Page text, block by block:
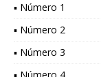
▪ Número 1
▪ Número 2
▪ Número 3